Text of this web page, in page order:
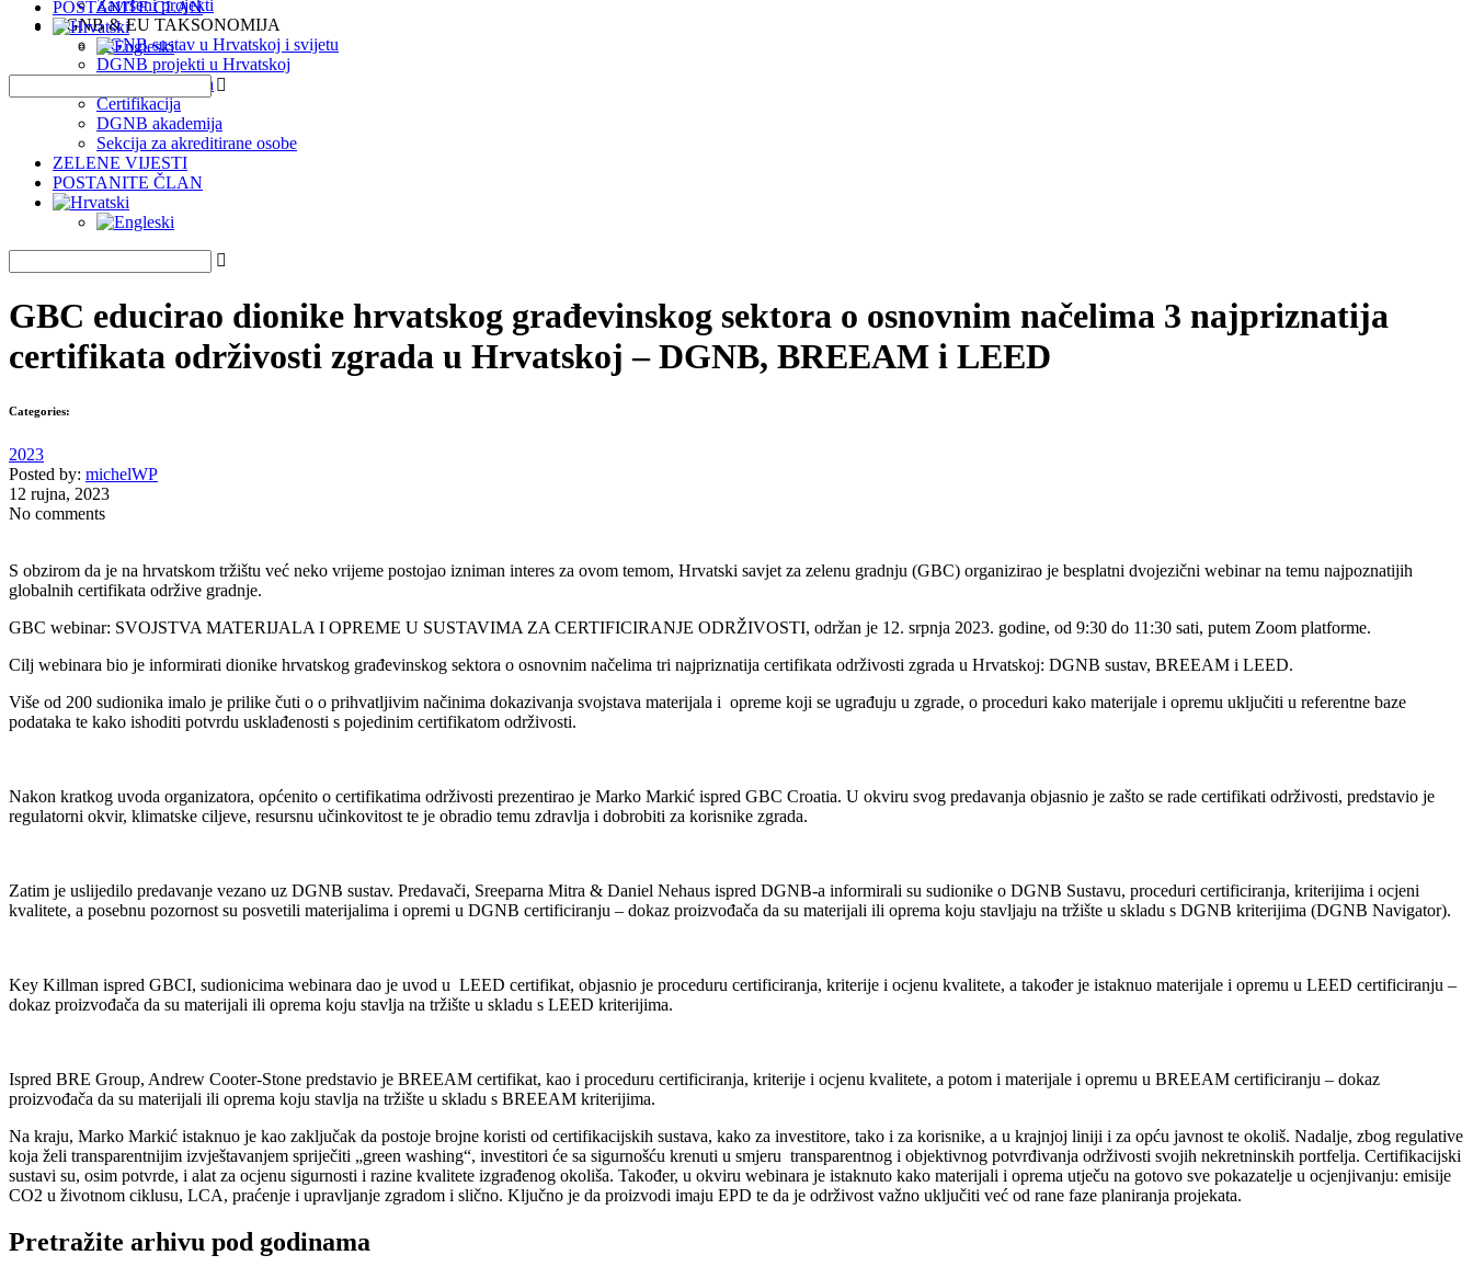
Završeni projekti
DGNB & EU TAKSONOMIJA
DGNB sustav u Hrvatskoj i svijetu
DGNB projekti u Hrvatskoj
EU Taksonomija
Certifikacija
DGNB akademija
Sekcija za akreditirane osobe
ZELENE VIJESTI
POSTANITE ČLAN
POSTANITE ČLAN
GBC educirao dionike hrvatskog građevinskog sektora o osnovnim načelima 3 najpriznatija
certifikata održivosti zgrada u Hrvatskoj – DGNB, BREEAM i LEED
Categories:
2023
Posted by: michelWP
12 rujna, 2023
No comments
S obzirom da je na hrvatskom tržištu već neko vrijeme postojao izniman interes za ovom temom, Hrvatski savjet za zelenu gradnju (GBC) organizirao je besplatni dvojezični webinar na temu najpoznatijih
globalnih certifikata održive gradnje.
GBC webinar: SVOJSTVA MATERIJALA I OPREME U SUSTAVIMA ZA CERTIFICIRANJE ODRŽIVOSTI, održan je 12. srpnja 2023. godine, od 9:30 do 11:30 sati, putem Zoom platforme.
Cilj webinara bio je informirati dionike hrvatskog građevinskog sektora o osnovnim načelima tri najpriznatija certifikata održivosti zgrada u Hrvatskoj: DGNB sustav, BREEAM i LEED.
Više od 200 sudionika imalo je prilike čuti o o prihvatljivim načinima dokazivanja svojstava materijala i opreme koji se ugrađuju u zgrade, o proceduri kako materijale i opremu uključiti u referentne baze
podataka te kako ishoditi potvrdu usklađenosti s pojedinim certifikatom održivosti.
Nakon kratkog uvoda organizatora, općenito o certifikatima održivosti prezentirao je Marko Markić ispred GBC Croatia. U okviru svog predavanja objasnio je zašto se rade certifikati održivosti, predstavio je
regulatorni okvir, klimatske ciljeve, resursnu učinkovitost te je obradio temu zdravlja i dobrobiti za korisnike zgrada.
Zatim je uslijedilo predavanje vezano uz DGNB sustav. Predavači, Sreeparna Mitra & Daniel Nehaus ispred DGNB-a informirali su sudionike o DGNB Sustavu, proceduri certificiranja, kriterijima i ocjeni
kvalitete, a posebnu pozornost su posvetili materijalima i opremi u DGNB certificiranju – dokaz proizvođača da su materijali ili oprema koju stavljaju na tržište u skladu s DGNB kriterijima (DGNB Navigator).
Key Killman ispred GBCI, sudionicima webinara dao je uvod u LEED certifikat, objasnio je proceduru certificiranja, kriterije i ocjenu kvalitete, a također je istaknuo materijale i opremu u LEED certificiranju –
dokaz proizvođača da su materijali ili oprema koju stavlja na tržište u skladu s LEED kriterijima.
Ispred BRE Group, Andrew Cooter-Stone predstavio je BREEAM certifikat, kao i proceduru certificiranja, kriterije i ocjenu kvalitete, a potom i materijale i opremu u BREEAM certificiranju – dokaz
proizvođača da su materijali ili oprema koju stavlja na tržište u skladu s BREEAM kriterijima.
Na kraju, Marko Markić istaknuo je kao zaključak da postoje brojne koristi od certifikacijskih sustava, kako za investitore, tako i za korisnike, a u krajnjoj liniji i za opću javnost te okoliš. Nadalje, zbog regulative
koja želi transparentnijim izvještavanjem spriječiti „green washing“, investitori će sa sigurnošću krenuti u smjeru transparentnog i objektivnog potvrđivanja održivosti svojih nekretninskih portfelja. Certifikacijski
sustavi su, osim potvrde, i alat za ocjenu sigurnosti i razine kvalitete izgrađenog okoliša. Također, u okviru webinara je istaknuto kako materijali i oprema utječu na gotovo sve pokazatelje u ocjenjivanju: emisije
CO2 u životnom ciklusu, LCA, praćenje i upravljanje zgradom i slično. Ključno je da proizvodi imaju EPD te da je održivost važno uključiti već od rane faze planiranja projekata.
Pretražite arhivu pod godinama